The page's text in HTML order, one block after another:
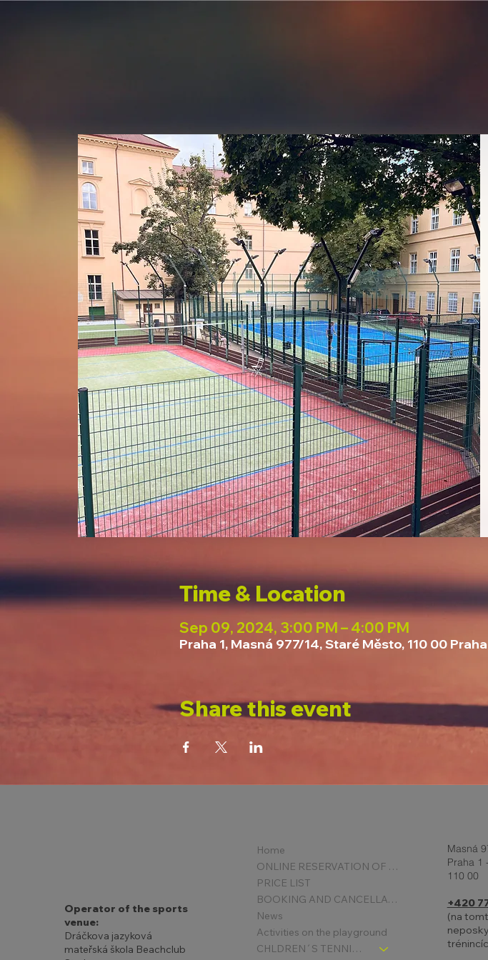
Time & Location
Sep 09, 2024, 3:00 PM – 4:00 PM
Praha 1, Masná 977/14, Staré Město, 110 00
Share this event
Operator of the sports
venue:
Dráčkova jazyková
mateřská škola Beachclub
Home
ONLINE RESERVATION OF COURTS
PRICE LIST
BOOKING AND CANCELLATION
News
Activities on the playground
CHLDREN´S TENNIS SCHOOL - SIGNPOST
Masná
Praha 1
110 00
+420
(na